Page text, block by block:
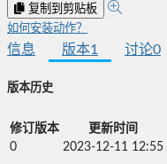
复制到剪贴板
如何安装动作？
信息 版本1 讨论0
版本历史
修订版本 更新时间
0
2023-12-11 12:55